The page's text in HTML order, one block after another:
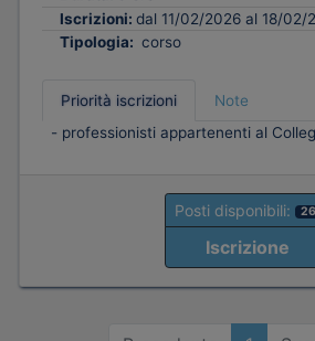
Iscrizioni: dal 11/02/2026 al 18/02/
Tipologia: corso
Priorità iscrizioni
Note
- professionisti appartenenti al
Posti disponibili: 26
Iscrizione